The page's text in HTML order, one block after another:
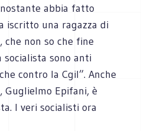
abbia fatto
iscritto una ragazza di
che non so che fine
socialista sono anti
contro la Cgil”. Anche
Guglielmo Epifani, è
I veri socialisti ora